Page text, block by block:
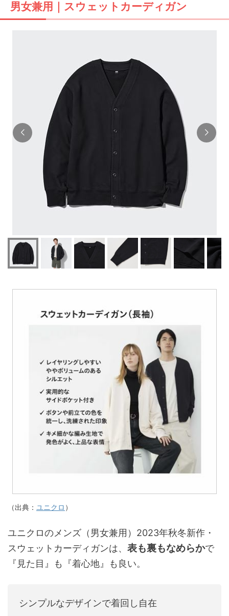
男女兼用｜スウェットカーディガン
（出典： ユニクロ ）
ユニクロのメンズ（男女兼用）2023年秋冬新作・
スウェットカーディガンは、 表も裏もなめらかで
『見た目』も『着心地』も良い。
シンプルなデザインで着回し自在